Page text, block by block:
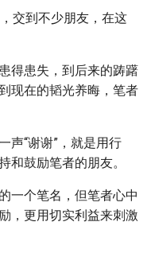
交到不少朋友，在这
得患失，到后来的踌躇
现在的韬光养晦，笔者
声“谢谢”，就是用行
和鼓励笔者的朋友。
一个笔名，但笔者心中
，更用切实利益来刺激